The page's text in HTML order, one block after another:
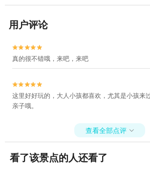
用户评论


真的很不错哦，来吧，来吧


这里好好玩的，大人小孩都喜欢，尤其是小孩来
亲子哦。
查看全部点评 
看了该景点的人还看了